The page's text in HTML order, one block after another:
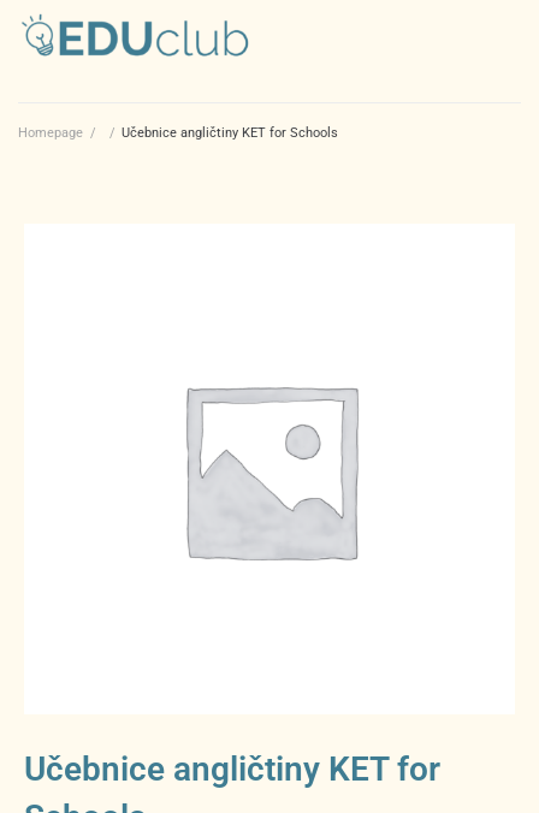
Homepage / / Učebnice angličtiny KET for Schools
Učebnice angličtiny KET for